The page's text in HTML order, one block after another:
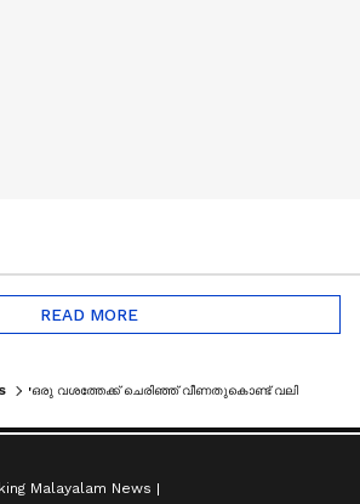
READ MORE
Malayalam News